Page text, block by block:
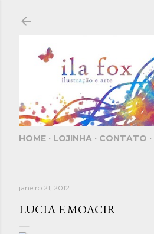
HOME LOJINHA CONTATO
janeiro 21, 2012
LUCIA E MOACIR